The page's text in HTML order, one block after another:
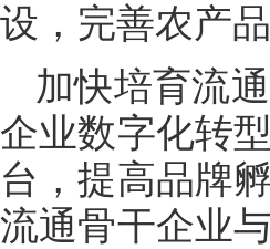
设，完善农产
加快培育流
企业数字化转
台，提高品牌
流通骨干企业